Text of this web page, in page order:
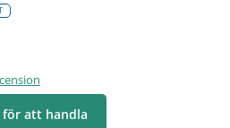
för att handla